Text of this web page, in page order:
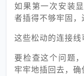
如果第一次安装
者插得不够牢固，
这些松动的连接线
要检查这个问题
牢牢地插回去，确